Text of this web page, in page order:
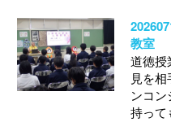
教室
道徳授
見を
ンコ
持って